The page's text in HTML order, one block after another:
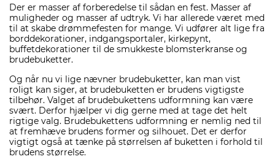
Der er masser af forberedelse til sådan en fest. Masser af
muligheder og masser af udtryk. Vi har allerede været med
til at skabe drømmefesten for mange. Vi udfører alt lige fra
borddekorationer, indgangsportaler, kirkepynt,
buffetdekorationer til de smukkeste blomsterkranse og
brudebuketter.
Og når nu vi lige nævner brudebuketter, kan man vist
roligt kan siger, at brudebuketten er brudens vigtigste
tilbehør. Valget af brudebukettens udformning kan være
svært. Derfor hjælper vi dig gerne med at tage det helt
rigtige valg. Brudebukettens udformning er nemlig ned til
at fremhæve brudens former og silhouet. Det er derfor
vigtigt også at tænke på størrelsen af buketten i forhold til
brudens størrelse.